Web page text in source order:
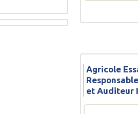
Agricole
et Auditeur